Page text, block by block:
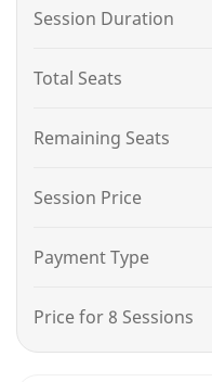
Session Duration
Total Seats
Remaining Seats
Session Price
Payment Type
Price for 8 Sessions